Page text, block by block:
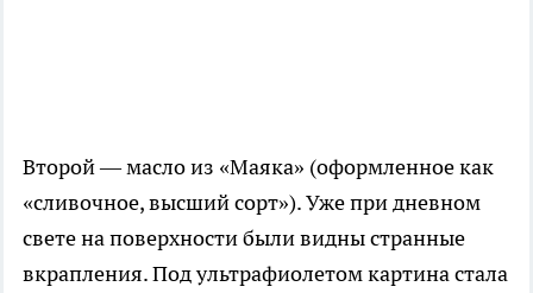
Второй — масло из «Маяка» (оформленное как
«сливочное, высший сорт»). Уже при дневном
свете на поверхности были видны странные
вкрапления. Под ультрафиолетом картина стала